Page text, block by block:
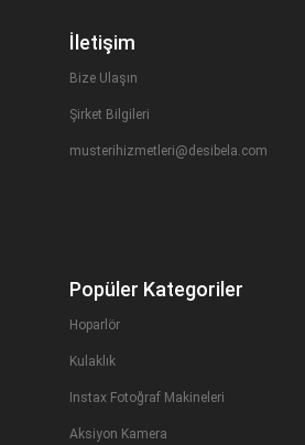
İletişim
Bize Ulaşın
Şirket Bilgileri
musterihizmetleri@desibela.com
Popüler Kategoriler
Hoparlör
Kulaklık
Instax Fotoğraf Makineleri
Aksiyon Kamera